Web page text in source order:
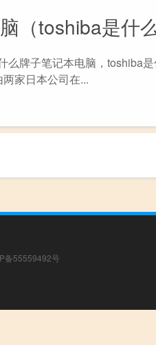
（toshiba是什么
么牌子笔记本电脑，toshiba
家日本公司在...
备55559492号